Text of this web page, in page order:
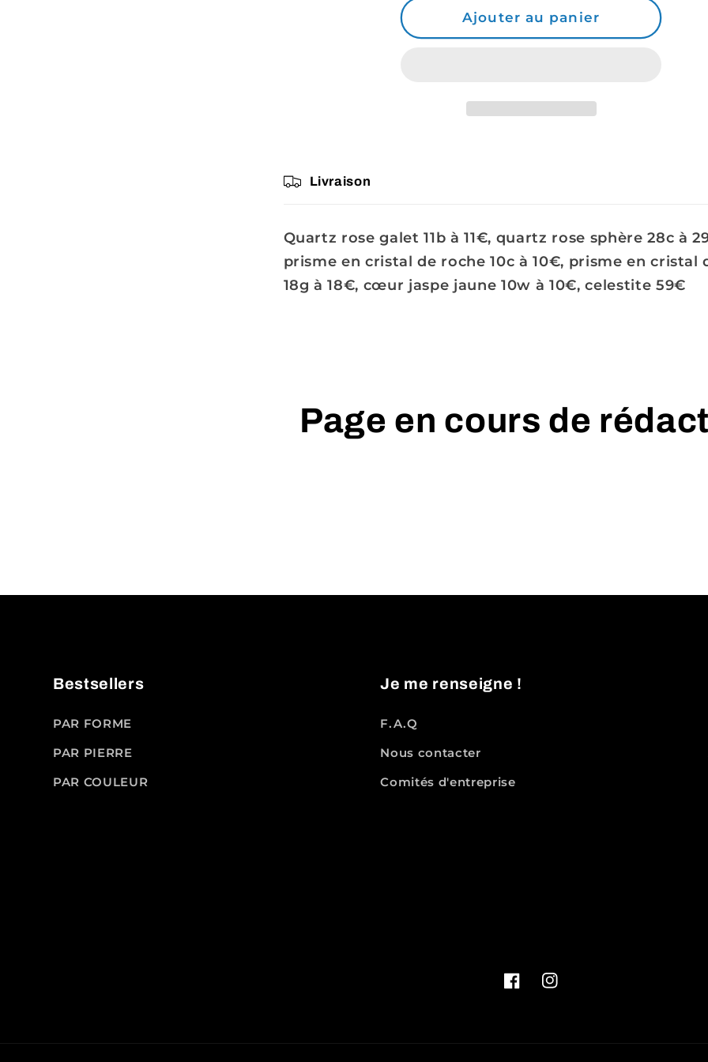
de
Commande
de
Commande
Ajouter au panier
Livraison
Quartz rose galet 11b à 11€, quartz rose sphère 28c à
prisme en cristal de roche 10c à 10€, prisme en cristal
18g à 18€, cœur jaspe jaune 10w à 10€, celestite 59€
Page en cours de
Bestsellers
PAR FORME
PAR PIERRE
PAR COULEUR
Je me renseigne !
F.A.Q
Nous contacter
Comités d'entreprise
FacebookInstagram